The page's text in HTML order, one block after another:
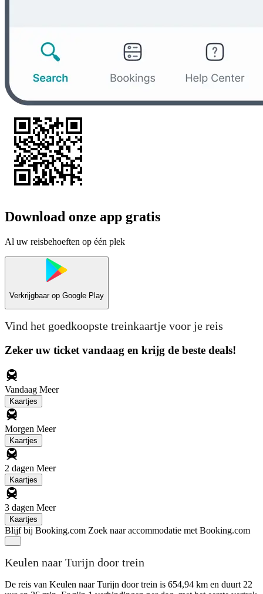
Download onze app gratis
Al uw reisbehoeften op één plek
Verkrijgbaar op Google Play
Vind het goedkoopste treinkaartje voor je reis
Zeker uw ticket vandaag en krijg de beste deals!
Vandaag Meer
Kaartjes
Morgen Meer
Kaartjes
2 dagen Meer
Kaartjes
3 dagen Meer
Kaartjes
Blijf bij Booking.com Zoek naar accommodatie met Booking.com
Keulen naar Turijn door trein
De reis van Keulen naar Turijn door trein is 654,94 km en duurt 22